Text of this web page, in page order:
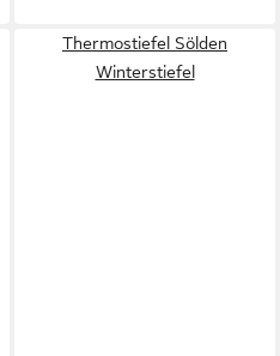
Thermostiefel Sölden
Winterstiefel